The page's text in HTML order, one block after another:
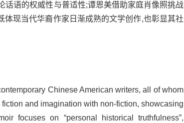
话语的权威性与普适性;谭恩美借助家庭肖像照挑战
体现当代华裔作家日渐成熟的文学创作,也彰显其社
Chinese American writers, all of whom
and imagination with non-fiction, showcasing
focuses on “personal historical truthfulness”,